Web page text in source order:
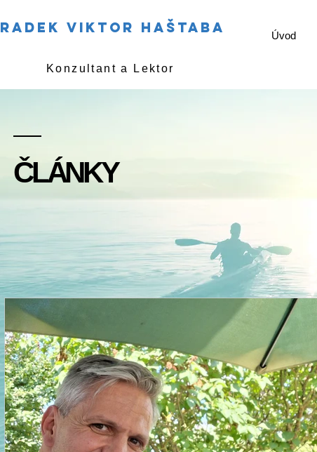
RADEK VIKTOR HAŠTABA Úvod
Konzultant a Lektor
ČLÁNKY